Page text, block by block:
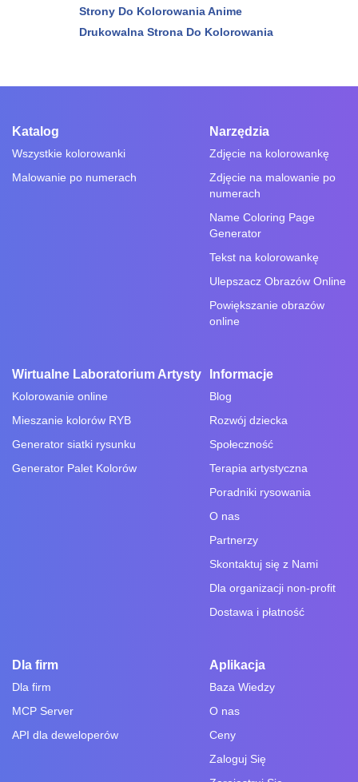
Strony Do Kolorowania Anime
Drukowalna Strona Do Kolorowania
Katalog
Wszystkie kolorowanki
Malowanie po numerach
Narzędzia
Zdjęcie na kolorowankę
Zdjęcie na malowanie po
numerach
Name Coloring Page
Generator
Tekst na kolorowankę
Ulepszacz Obrazów Online
Powiększanie obrazów
online
Wirtualne Laboratorium Artysty
Kolorowanie online
Mieszanie kolorów RYB
Generator siatki rysunku
Generator Palet Kolorów
Informacje
Blog
Rozwój dziecka
Społeczność
Terapia artystyczna
Poradniki rysowania
O nas
Partnerzy
Skontaktuj się z Nami
Dla organizacji non-profit
Dostawa i płatność
Dla firm
Dla firm
MCP Server
API dla deweloperów
Aplikacja
Baza Wiedzy
O nas
Ceny
Zaloguj Się